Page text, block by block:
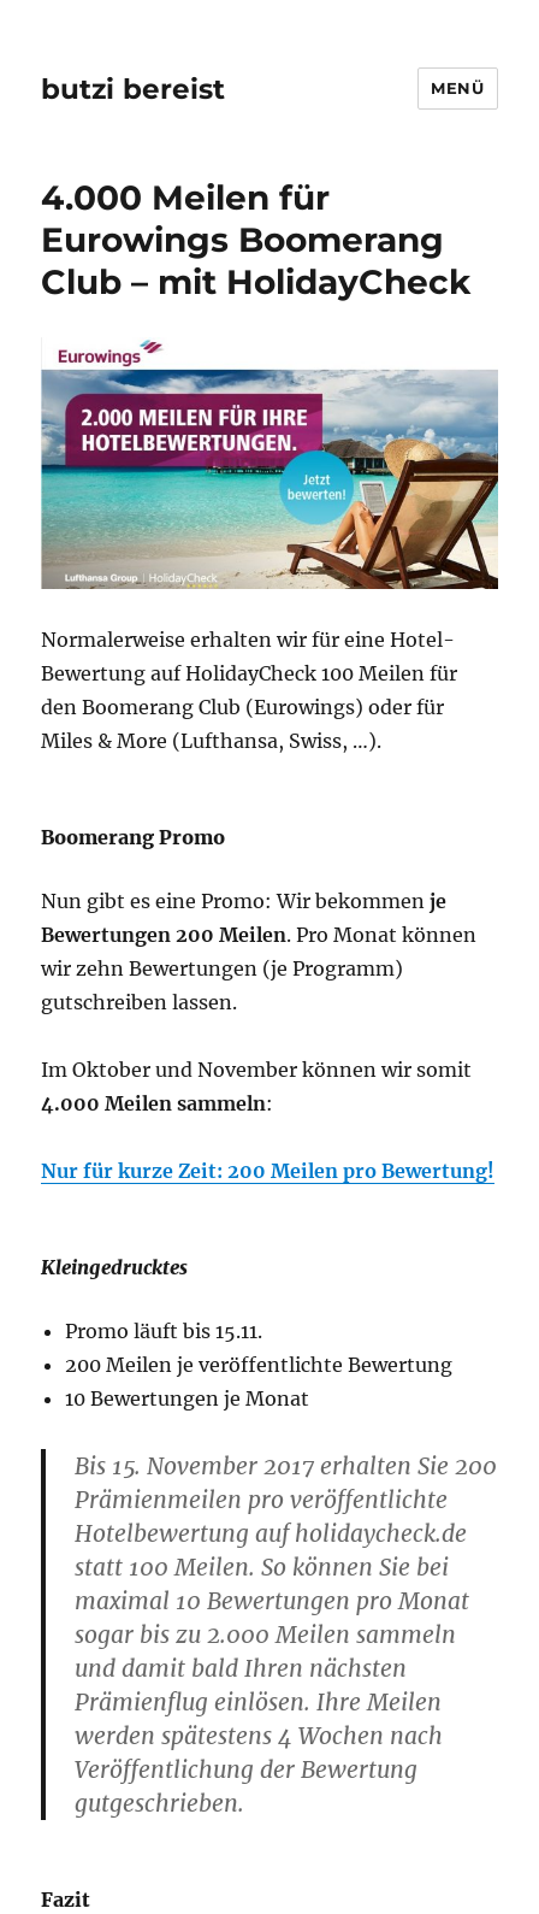
butzi bereist MENÜ
4.000 Meilen für
Eurowings Boomerang
Club – mit HolidayCheck
Normalerweise erhalten wir für eine Hotel-
Bewertung auf HolidayCheck 100 Meilen für
den Boomerang Club (Eurowings) oder für
Miles & More (Lufthansa, Swiss, …).
Boomerang Promo
Nun gibt es eine Promo: Wir bekommenje
Bewertungen 200 Meilen. Pro Monat können
wir zehn Bewertungen (je Programm)
gutschreiben lassen.
Im Oktober und November können wir somit
4.000 Meilen sammeln:
Nur für kurze Zeit: 200 Meilen pro Bewertung!
Kleingedrucktes
Promo läuft bis 15.11.
200 Meilen je veröffentlichte Bewertung
10 Bewertungen je Monat
Bis 15. No‍vember 2017 erhalten Sie 200
Prämienmeilen pro veröffentlichte
Hotelbewertung auf holidaycheck.‍de
statt 100 Meilen. So können Sie bei
maximal 10 Bewertungen pro Monat
sogar bis zu 2.‍000 Meilen sammeln
und damit bald Ihren nächsten
Prämienflug einlösen. Ihre Meilen
werden spätestens 4 Wochen nach
Veröffentlichung der Bewertung
gutgeschrieben.
Fazit